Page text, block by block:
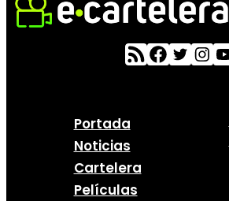
Portada
Noticias
Cartelera
Películas